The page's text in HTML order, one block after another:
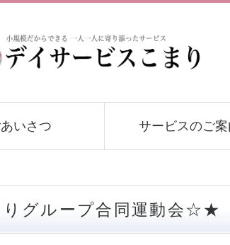
いさつ サービスのご案
まりグループ合同運動会☆★